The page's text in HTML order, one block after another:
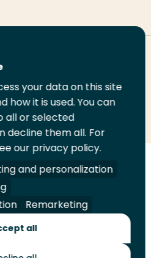
Print
deze
pagina
A-Z Index
Contact
your data on this site
it is used. You can
all or selected
decline them all. For
our privacy policy.
and personalization
Remarketing
all